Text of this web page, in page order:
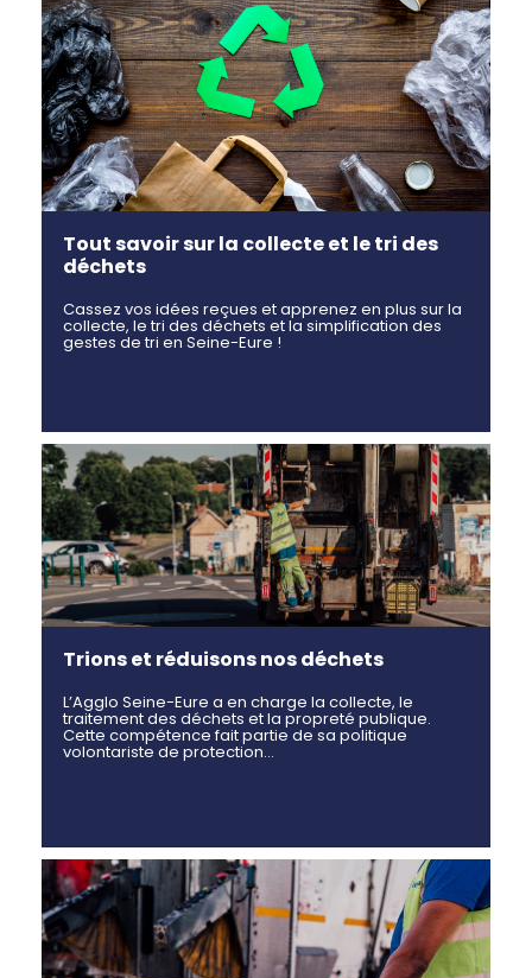
Tout savoir sur la collecte et le tri des
déchets
Cassez vos idées reçues et apprenez en plus sur la
collecte, le tri des déchets et la simplification des
gestes de tri en Seine-Eure !
Trions et réduisons nos déchets
L’Agglo Seine-Eure a en charge la collecte, le
traitement des déchets et la propreté publique.
Cette compétence fait partie de sa politique
volontariste de protection…